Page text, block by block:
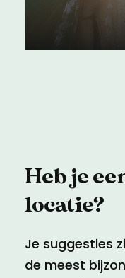
13 maart
Heb je
locatie?
Je suggesties
de meest